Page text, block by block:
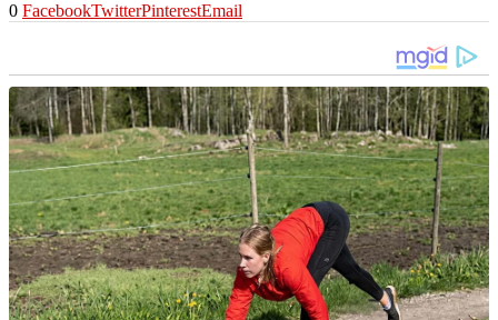
0 FacebookTwitterPinterestEmail